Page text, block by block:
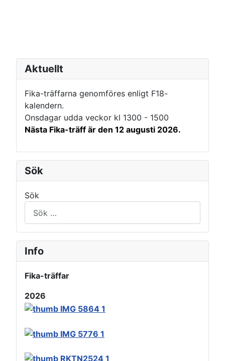
Aktuellt
Fika-träffarna genomföres enligt F18-
kalendern.
Onsdagar udda veckor kl 1300 - 1500
Nästa Fika-träff är den 12 augusti 2026.
Sök
Sök
Info
Fika-träffar
2026